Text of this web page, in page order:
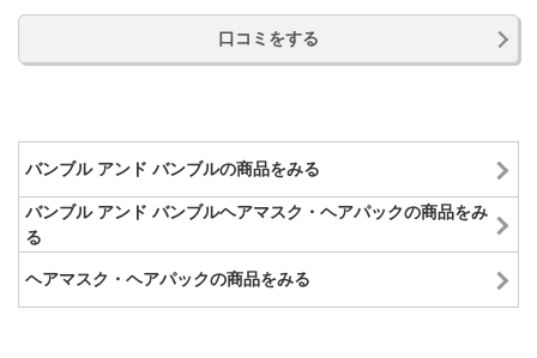
口コミをする
バンブル アンド バンブルの商品をみる
バンブル アンド バンブルヘアマスク・ヘアパックの商品をみ
る
ヘアマスク・ヘアパックの商品をみる